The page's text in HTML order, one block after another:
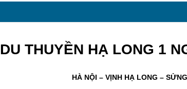
DU THUYỀN HẠ LONG 1
HÀ NỘI – VỊNH HẠ LONG –